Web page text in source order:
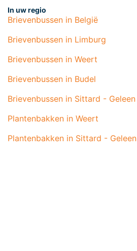
In uw regio
Brievenbussen in België
Brievenbussen in Limburg
Brievenbussen in Weert
Brievenbussen in Budel
Brievenbussen in Sittard - Geleen
Plantenbakken in Weert
Plantenbakken in Sittard - Geleen